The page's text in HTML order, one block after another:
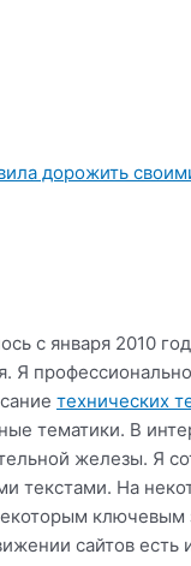
с января 2010
Я
технических
тематики. В
железы. Я
текстами. На
сайтов есть